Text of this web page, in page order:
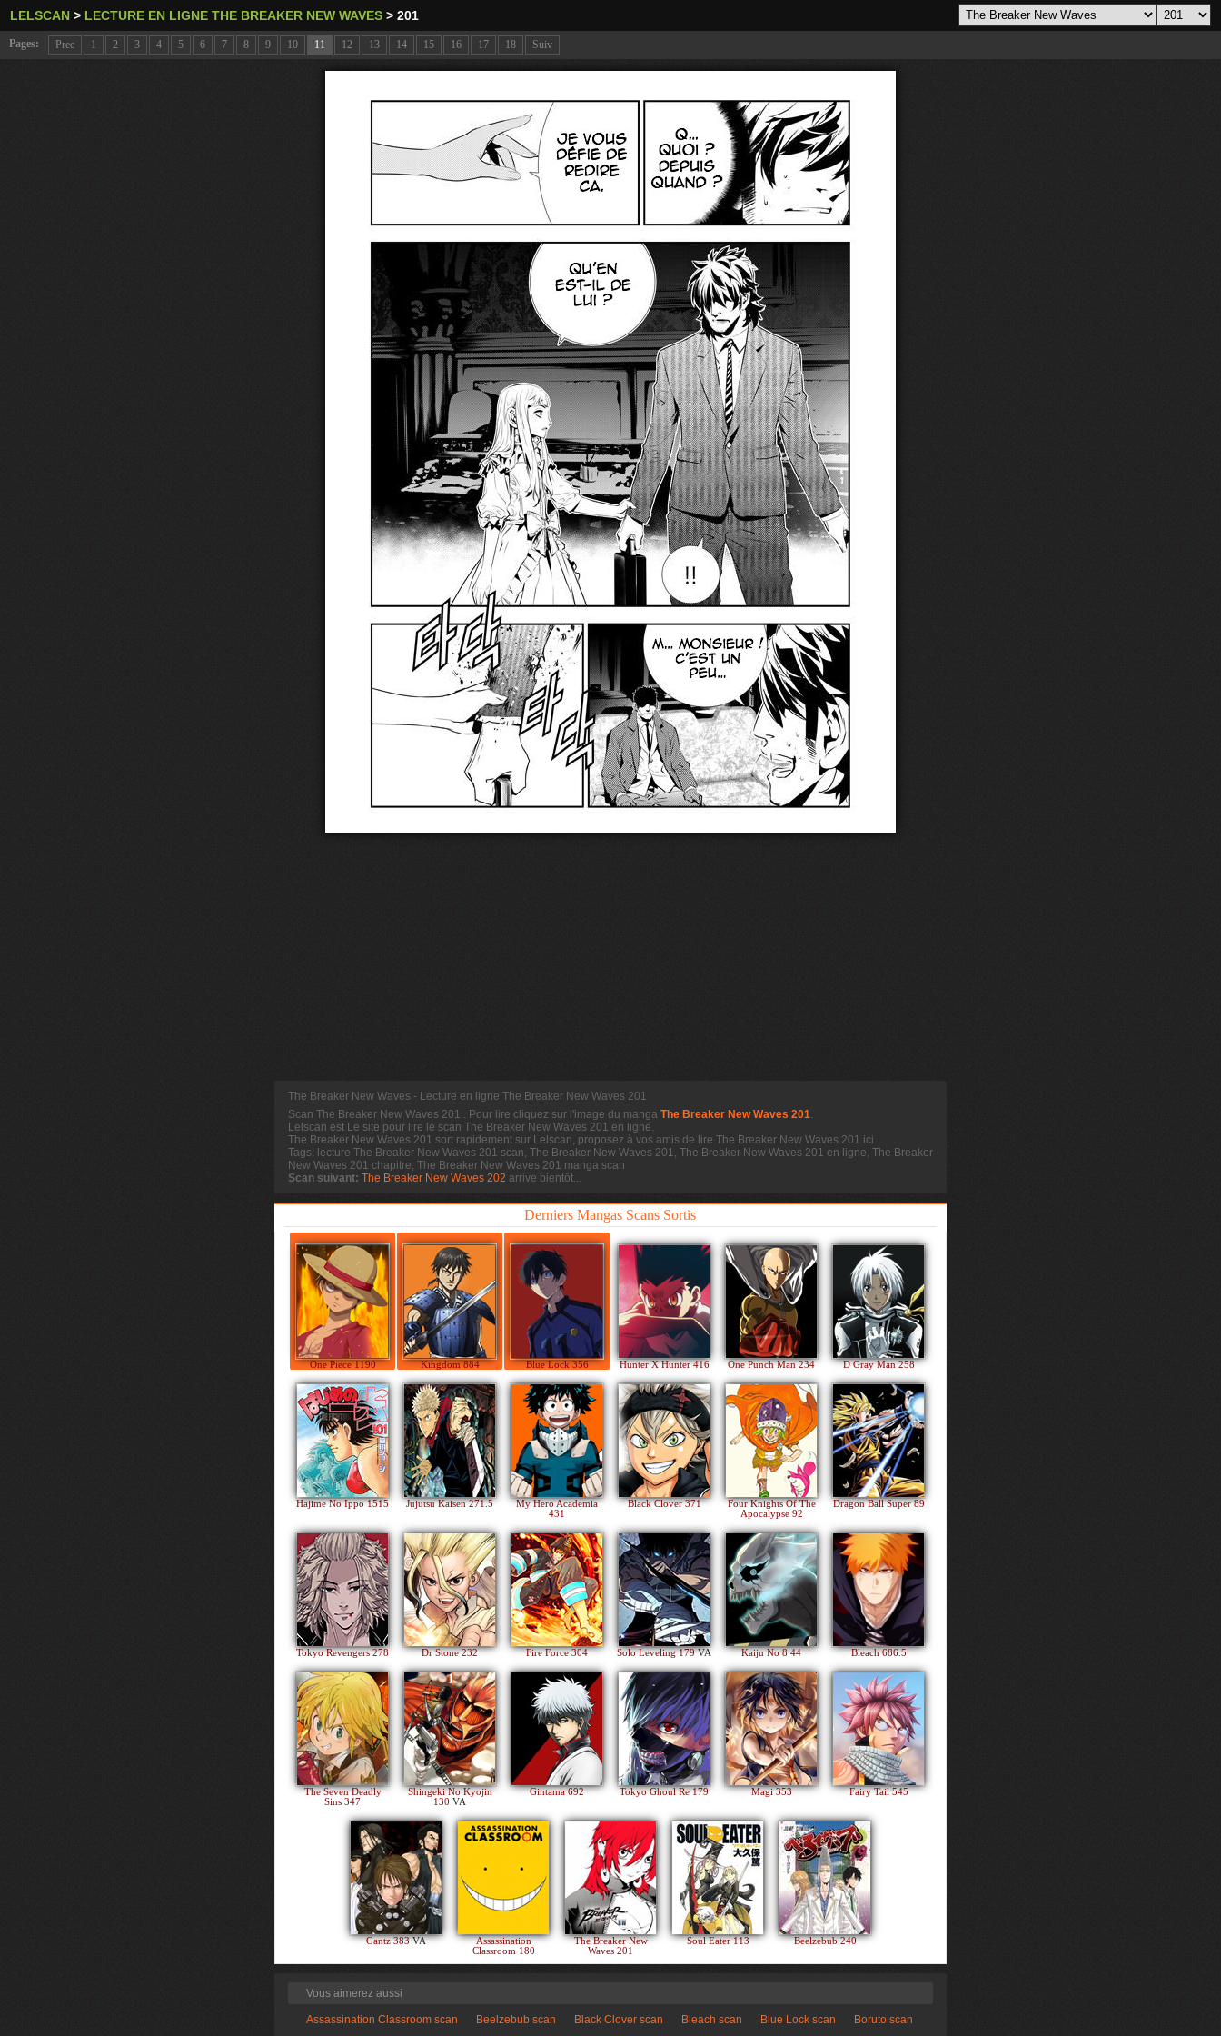
LELSCAN > LECTURE EN LIGNE THE BREAKER NEW WAVES > 201
Pages: Prec 1 2 3 4 5 6 7 8 9 10 11 12 13 14 15 16 17 18 Suiv
The Breaker New Waves - Lecture en ligne The Breaker New Waves 201
Scan The Breaker New Waves 201 . Pour lire cliquez sur l'image du manga The Breaker New Waves 201.
Lelscan est Le site pour lire le scan The Breaker New Waves 201 en ligne.
The Breaker New Waves 201 sort rapidement sur Lelscan, proposez à vos amis de lire The Breaker New Waves 201 ici
Tags: lecture The Breaker New Waves 201 scan, The Breaker New Waves 201, The Breaker New Waves 201 en ligne, The Breaker
New Waves 201 chapitre, The Breaker New Waves 201 manga scan
Scan suivant: The Breaker New Waves 202 arrive bientôt...
Derniers Mangas Scans Sortis
One Piece 1190 Kingdom 884 Blue Lock 356 Hunter X Hunter 416 One Punch Man 234 D Gray Man 258
Hajime No Ippo 1515 Jujutsu Kaisen 271.5
My Hero Academia
431
Black Clover 371
Four Knights Of The
Apocalypse 92
Dragon Ball Super 89
Tokyo Revengers 278 Dr Stone 232 Fire Force 304 Solo Leveling 179VA Kaiju No 8 44 Bleach 686.5
The Seven Deadly
Sins 347
Shingeki No Kyojin
130 VA
Gintama 692 Tokyo Ghoul Re 179 Magi 353 Fairy Tail 545
Gantz 383VA
Assassination
Classroom 180
The Breaker New
Waves 201
Soul Eater 113 Beelzebub 240
Vous aimerez aussi
Assassination Classroom scan Beelzebub scan Black Clover scan Bleach scan Blue Lock scan
Boruto scan